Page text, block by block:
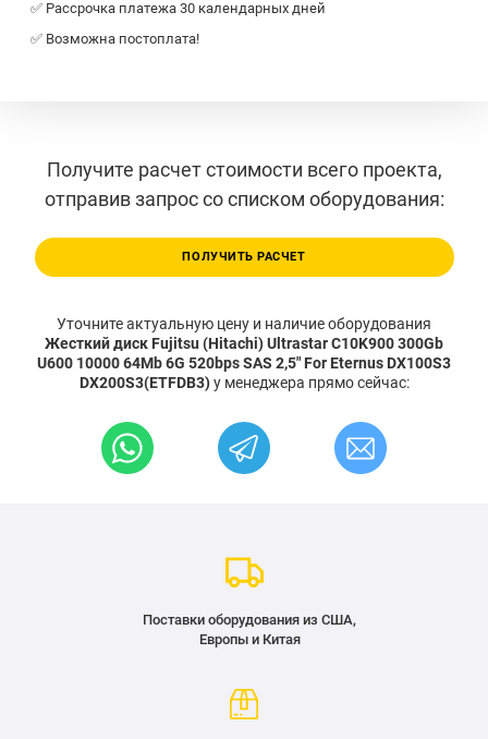
✅ Рассрочка платежа 30 календарных дней
✅ Возможна постоплата!
Получите расчет стоимости всего проекта,
отправив запрос со списком оборудования:
ПОЛУЧИТЬ РАСЧЕТ
Уточните актуальную цену и наличие оборудования
Жесткий диск Fujitsu (Hitachi) Ultrastar C10K900 300Gb
U600 10000 64Mb 6G 520bps SAS 2,5" For Eternus DX100S3
DX200S3(ETFDB3)у менеджера прямо сейчас:
Поставки оборудования из США,
Европы и Китая